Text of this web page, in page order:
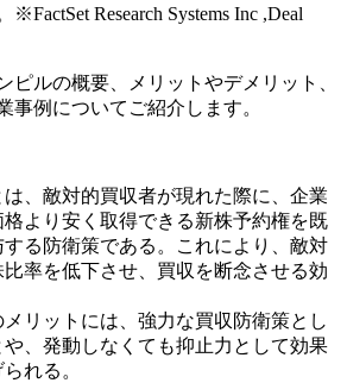
Research Systems Inc ,Deal
ピルの概要、メリットやデメリット、
事例についてご紹介します。
、敵対的買収者が現れた際に、企業
より安く取得できる新株予約権を既
る防衛策である。これにより、敵対
率を低下させ、買収を断念させる効
リットには、強力な買収防衛策とし
、発動しなくても抑止力として効果
れる。